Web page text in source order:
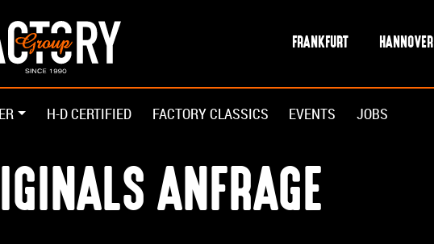
FRANKFURT HANNOVER
H-D CERTIFIED FACTORY CLASSICS EVENTS JOBS
ANFRAGE